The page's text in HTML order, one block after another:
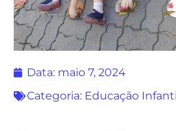
Data: maio 7, 2024
Categoria: Educação Infantil